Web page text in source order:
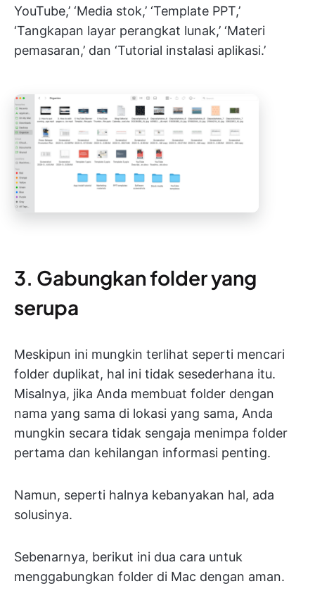
YouTube,’ ‘Media stok,’ ‘Template PPT,’
‘Tangkapan layar perangkat lunak,’ ‘Materi
pemasaran,’ dan ‘Tutorial instalasi aplikasi.’
3. Gabungkan folder yang
serupa
Meskipun ini mungkin terlihat seperti mencari
folder duplikat, hal ini tidak sesederhana itu.
Misalnya, jika Anda membuat folder dengan
nama yang sama di lokasi yang sama, Anda
mungkin secara tidak sengaja menimpa folder
pertama dan kehilangan informasi penting.
Namun, seperti halnya kebanyakan hal, ada
solusinya.
Sebenarnya, berikut ini dua cara untuk
menggabungkan folder di Mac dengan aman.